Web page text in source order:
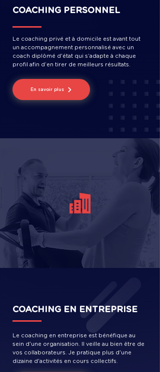
COACHING PERSONNEL
Le coaching privé et à domicile est avant tout
un accompagnement personnalisé avec un
coach diplômé d'état qui s’adapte à chaque
profil afin d’en tirer de meilleurs résultats.
En savoir plus
COACHING EN ENTREPRISE
Le coaching en entreprise est bénéfique au
sein d'une organisation. Il veille au bien être de
vos collaborateurs. Je pratique plus d'une
dizaine d'activités en cours collectifs.